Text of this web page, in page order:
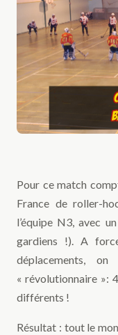
Pour ce match
France de roller-
l’équipe N3, avec
gardiens !). A
déplacements,
« révolutionnaire »:
différents !
Résultat : tout le